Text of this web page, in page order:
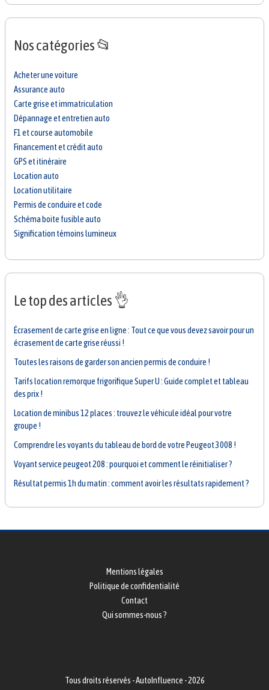
Nos catégories 📂
Acheter une voiture
Assurance auto
Carte grise et immatriculation
Dépannage et entretien auto
F1 et course automobile
Financement et crédit auto
GPS et itinéraire
Location auto
Location utilitaire
Permis de conduire et code
Schéma boite fusible auto
Signification témoins lumineux
Le top des articles 👌
Écrasement de carte grise en ligne : Tout ce que vous devez savoir pour un
écrasement de carte grise réussi !
Toutes les raisons de garder son ancien permis de conduire !
Tarifs location remorque frigorifique Super U : Guide complet et tableau
des prix !
Location de minibus 12 places : trouvez le véhicule idéal pour votre
groupe !
Comprendre les voyants du tableau de bord de votre Peugeot 3008 !
Voyant service peugeot 208 : pourquoi et comment le réinitialiser ?
Résultat permis 1h du matin : comment avoir les résultats rapidement ?
Mentions légales
Politique de confidentialité
Contact
Qui sommes-nous ?
Tous droits réservés - AutoInfluence - 2026